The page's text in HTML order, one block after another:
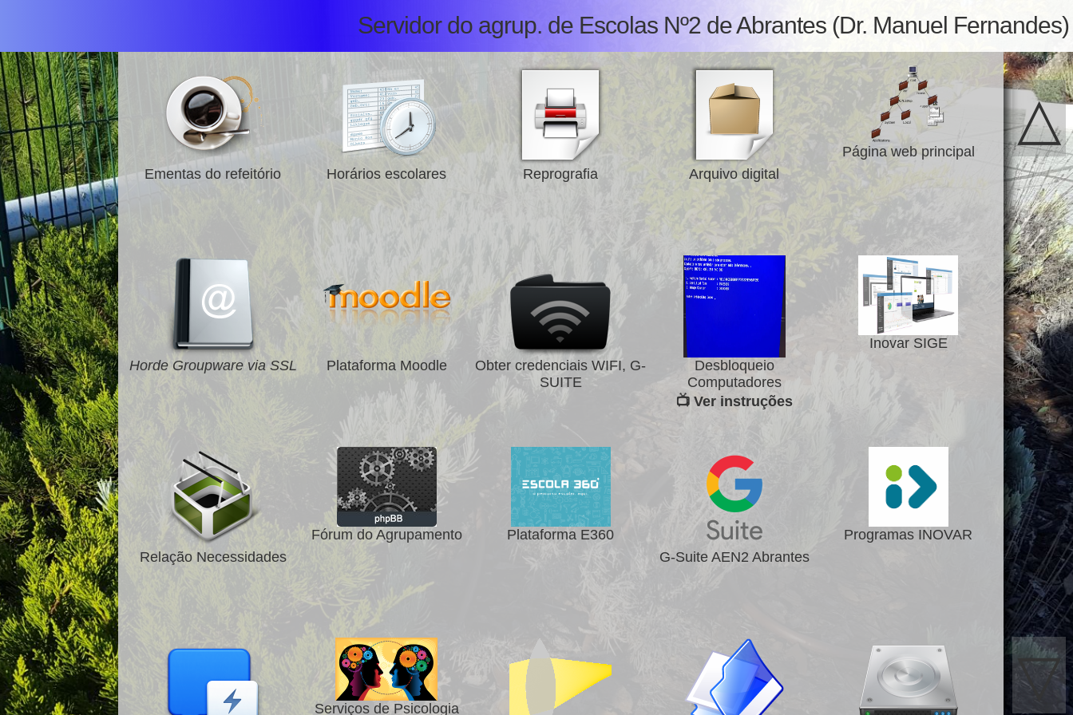
Servidor do agrup. de Escolas Nº2 de Abrantes (Dr. Manuel Fernandes)
Ementas do refeitório Horários escolares Reprografia Arquivo digital
Página web principal
Horde Groupware via SSL Plataforma Moodle
Obter credenciais WIFI, G-
SUITE
Desbloqueio
Computadores
📺 Ver instruções
Inovar SIGE
Relação Necessidades
Fórum do Agrupamento
Plataforma E360
G-Suite AEN2 Abrantes
Programas INOVAR
Serviços de Psicologia
△
▽